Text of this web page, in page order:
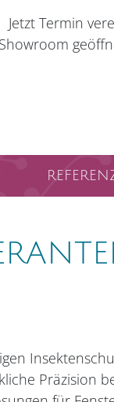
Jetzt Termin
Showroom
Präzision